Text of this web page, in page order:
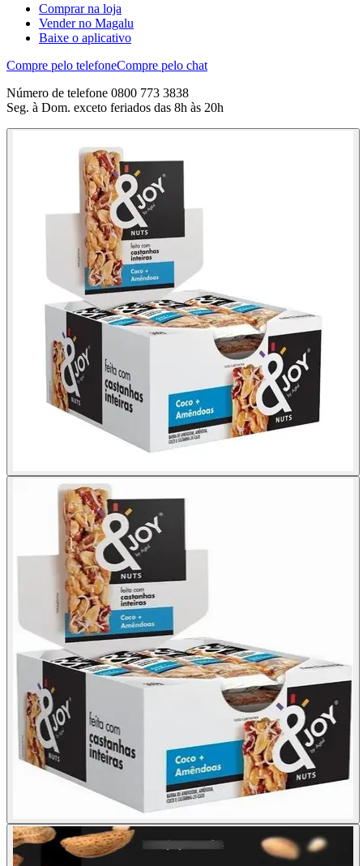
Comprar na loja
Vender no Magalu
Baixe o aplicativo
Compre pelo telefoneCompre pelo chat
Número de telefone 0800 773 3838
Seg. à Dom. exceto feriados das 8h às 20h